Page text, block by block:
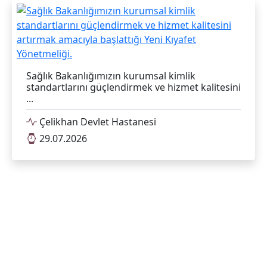
Sağlık Bakanlığımızın kurumsal kimlik
standartlarını güçlendirmek ve hizmet kalitesini
...
Çelikhan Devlet Hastanesi
29.07.2026